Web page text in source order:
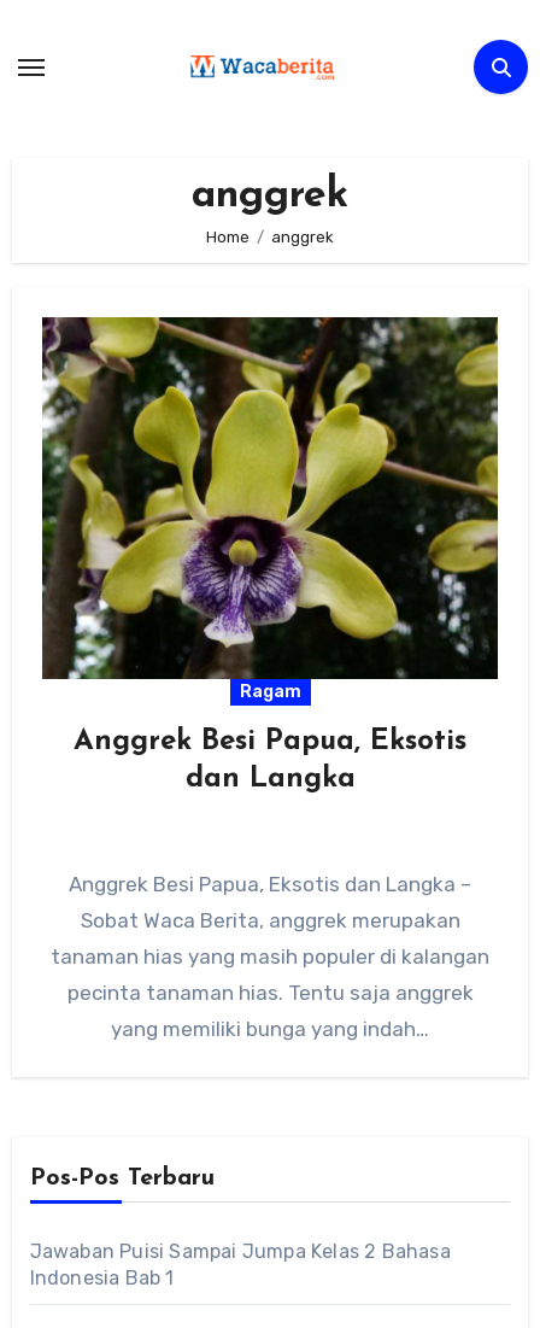
content
anggrek
Home anggrek
Ragam
Anggrek Besi Papua, Eksotis
dan Langka
Anggrek Besi Papua, Eksotis dan Langka –
Sobat Waca Berita, anggrek merupakan
tanaman hias yang masih populer di kalangan
pecinta tanaman hias. Tentu saja anggrek
yang memiliki bunga yang indah…
Pos-Pos Terbaru
Jawaban Puisi Sampai Jumpa Kelas 2 Bahasa
Indonesia Bab 1